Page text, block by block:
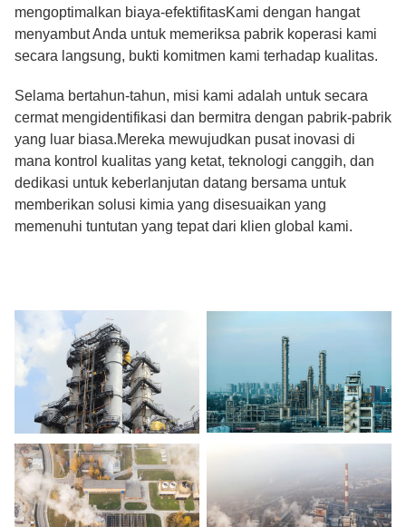
mengoptimalkan biaya-efektifitasKami dengan hangat
menyambut Anda untuk memeriksa pabrik koperasi kami
secara langsung, bukti komitmen kami terhadap kualitas.
Selama bertahun-tahun, misi kami adalah untuk secara
cermat mengidentifikasi dan bermitra dengan pabrik-pabrik
yang luar biasa.Mereka mewujudkan pusat inovasi di
mana kontrol kualitas yang ketat, teknologi canggih, dan
dedikasi untuk keberlanjutan datang bersama untuk
memberikan solusi kimia yang disesuaikan yang
memenuhi tuntutan yang tepat dari klien global kami.